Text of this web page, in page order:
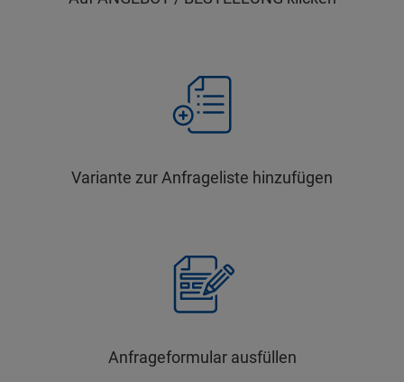
Variante zur Anfrageliste hinzufügen
Anfrageformular ausfüllen